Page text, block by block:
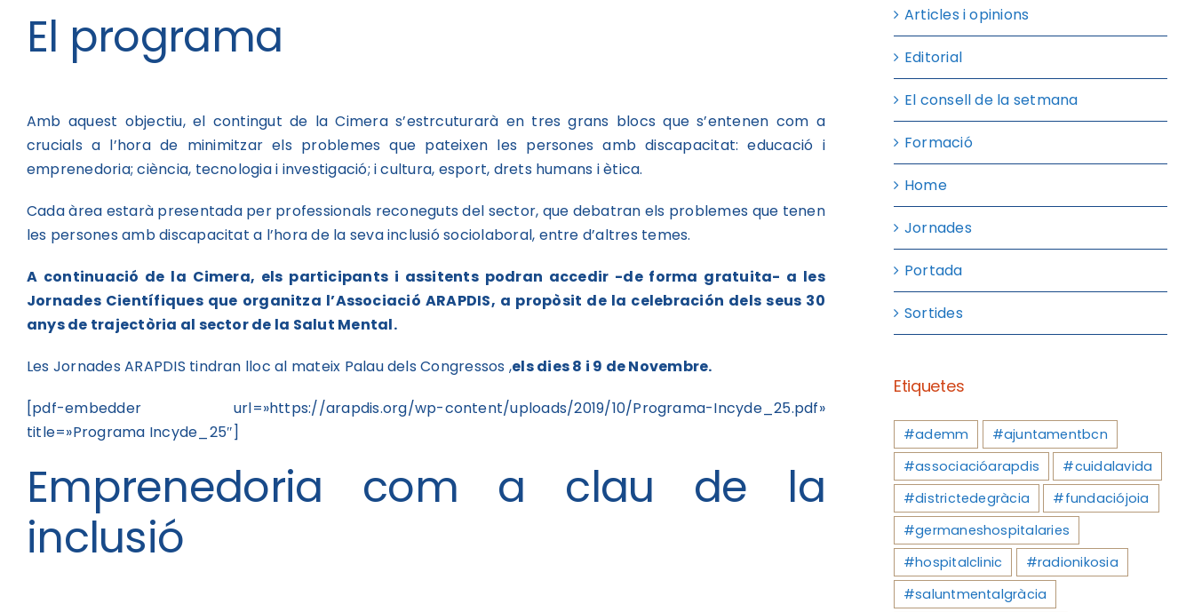
El programa
Amb aquest objectiu, el contingut de la Cimera s’estrcuturarà en tres grans blocs que s’entenen com a
crucials a l’hora de minimitzar els problemes que pateixen les persones amb discapacitat: educació i
emprenedoria; ciència, tecnologia i investigació; i cultura, esport, drets humans i ètica.
Cada àrea estarà presentada per professionals reconeguts del sector, que debatran els problemes que tenen
les persones amb discapacitat a l’hora de la seva inclusió sociolaboral, entre d’altres temes.
A continuació de la Cimera, els participants i assitents podran accedir -de forma gratuita- a les
Jornades Científiques que organitza l’Associació ARAPDIS, a propòsit de la celebración dels seus 30
anys de trajectòria al sector de la Salut Mental.
Les Jornades ARAPDIS tindran lloc al mateix Palau dels Congressos ,els dies 8 i 9 de Novembre.
[pdf-embedder url=»https://arapdis.org/wp-content/uploads/2019/10/Programa-Incyde_25.pdf»
title=»Programa Incyde_25″]
Emprenedoria com a clau de la
inclusió
Articles i opinions
Editorial
El consell de la setmana
Formació
Home
Jornades
Portada
Sortides
Etiquetes
#ademm
#ajuntamentbcn
#associacióarapdis
#cuidalavida
#districtedegràcia
#fundaciójoia
#germaneshospitalaries
#hospitalclinic
#radionikosia
#saluntmentalgràcia